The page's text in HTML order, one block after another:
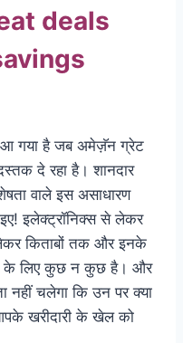
deals
आ गया है जब अमेज़ॅन ग्रेट
दे रहा है। शानदार
वाले इस असाधारण
इलेक्ट्रॉनिक्स से लेकर
किताबों तक और इनके
के लिए कुछ न कुछ है। और
नहीं चलेगा कि उन पर क्या
खरीदारी के खेल को